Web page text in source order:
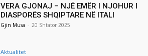
VERA GJONAJ – NJË EMËR I NJOHUR I
DIASPORËS SHQIPTARE NË ITALI
Gjin Musa - 20 Shtator 2025
Aktualitet